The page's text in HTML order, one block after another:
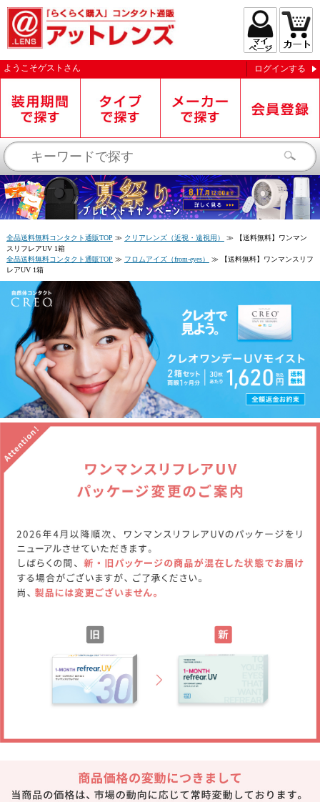
ようこそゲスト さん ログインする
全品送料無料コンタクト通販TOP ≫ クリアレンズ（近視・遠視用） ≫
【送料無料】ワンマン
スリフレアUV 1箱
全品送料無料コンタクト通販TOP ≫ フロムアイズ（from-eyes） ≫
【送料無料】ワンマンスリフ
レアUV 1箱
お知らせを受信する
閉じる